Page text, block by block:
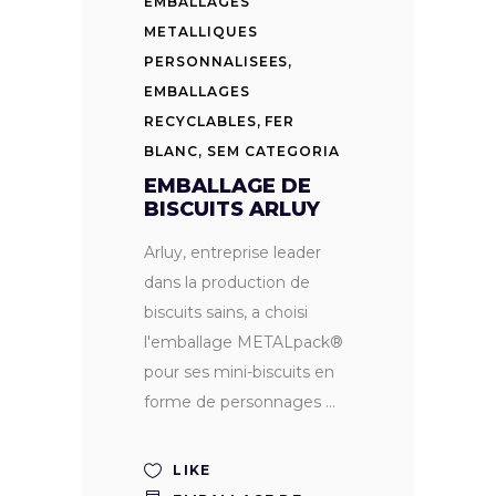
METALLIQUES
PERSONNALISEES,
EMBALLAGES
RECYCLABLES, FER
BLANC, SEM CATEGORIA
EMBALLAGE DE
BISCUITS ARLUY
Arluy, entreprise leader
dans la production de
biscuits sains, a choisi
l'emballage METALpack®
pour ses mini-biscuits en
forme de personnages
LIKE